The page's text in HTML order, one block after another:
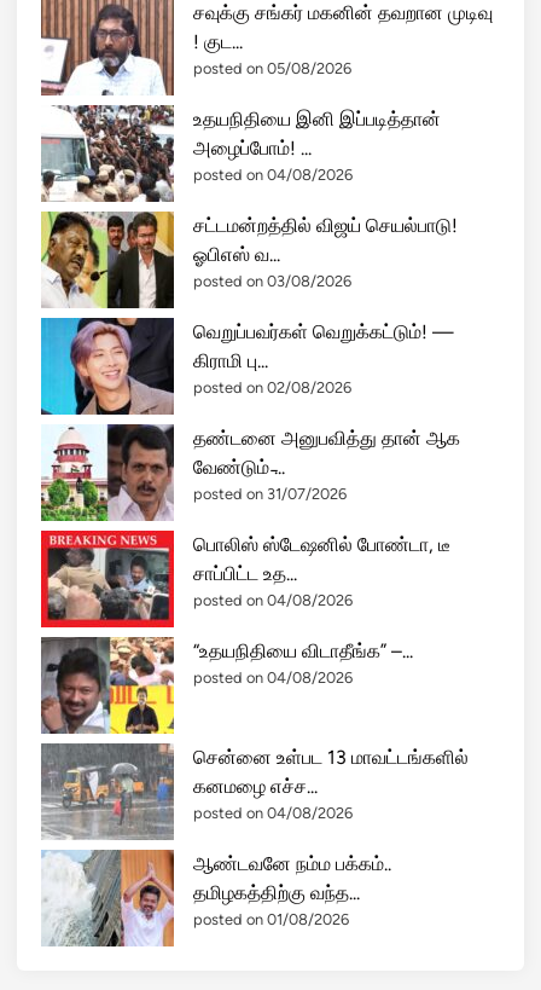
சவுக்கு சங்கர் மகனின் தவறான முடிவு
! குட...
posted on 05/08/2026
உதயநிதியை இனி இப்படித்தான்
அழைப்போம்! ...
posted on 04/08/2026
சட்டமன்றத்தில் விஜய் செயல்பாடு!
ஓபிஎஸ் வ...
posted on 03/08/2026
வெறுப்பவர்கள் வெறுக்கட்டும்! —
கிராமி பு...
posted on 02/08/2026
தண்டனை அனுபவித்து தான் ஆக
வேண்டும் ̵...
posted on 31/07/2026
பொலிஸ் ஸ்டேஷனில் போண்டா, டீ
சாப்பிட்ட உத...
posted on 04/08/2026
“உதயநிதியை விடாதீங்க” –...
posted on 04/08/2026
சென்னை உள்பட 13 மாவட்டங்களில்
கனமழை எச்ச...
posted on 04/08/2026
ஆண்டவனே நம்ம பக்கம்..
தமிழகத்திற்கு வந்த...
posted on 01/08/2026